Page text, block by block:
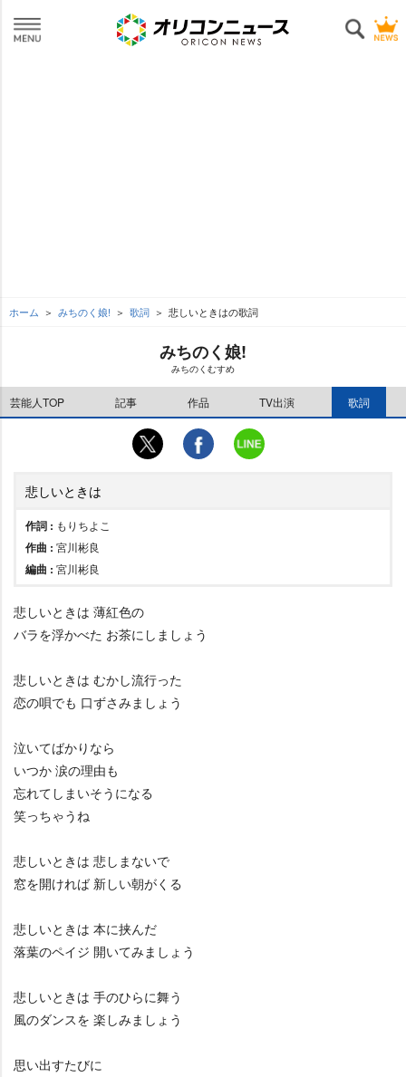
ホーム みちのく娘! 歌詞 悲しいときはの歌詞
みちのく娘!
みちのくむすめ
芸能人TOP 記事 作品 TV出演 歌詞
悲しいときは
作詞 : もりちよこ
作曲 : 宮川彬良
編曲 : 宮川彬良
悲しいときは 薄紅色の
バラを浮かべた お茶にしましょう
悲しいときは むかし流行った
恋の唄でも 口ずさみましょう
泣いてばかりなら
いつか 涙の理由も
忘れてしまいそうになる
笑っちゃうね
悲しいときは 悲しまないで
窓を開ければ 新しい朝がくる
悲しいときは 本に挟んだ
落葉のペイジ 開いてみましょう
悲しいときは 手のひらに舞う
風のダンスを 楽しみましょう
思い出すたびに